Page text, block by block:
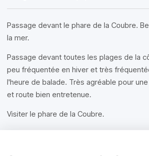
Passage devant le phare de la Coubre.
la mer.
Passage devant toutes les plages de la
peu fréquentée en hiver et très
l'heure de balade. Très agréable pour
et route bien entretenue.
Visiter le phare de la Coubre.